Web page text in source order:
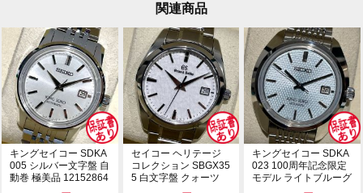
多少の使用感や小傷は見られますが比較的良い状態です
ベルトに使用感がみられます
コメント ブランド SEIKO セイコー
品名 クレドール
型番 BAY996 4S79-0010
シリアル 570***
文字盤色 アイボリー
関連商品
キングセイコー SDKA
005 シルバー文字盤 自
動巻 極美品 12152864
セイコー ヘリテージ
コレクション SBGX35
5 白文字盤 クォーツ
キングセイコー SDKA
023 100周年記念限定
モデル ライトブルーグ